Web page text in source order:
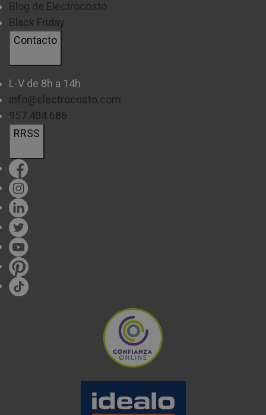
Blog de Electrocosto
Black Friday
Contacto
L-V de 8h a 14h
info@electrocosto.com
957 404 686
RRSS